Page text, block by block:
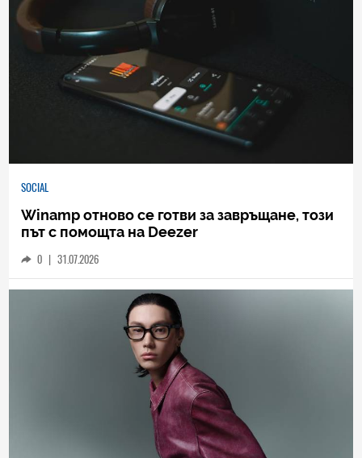
SOCIAL
Winamp отново се готви за завръщане, този
път с помощта на Deezer
0 | 31.07.2026